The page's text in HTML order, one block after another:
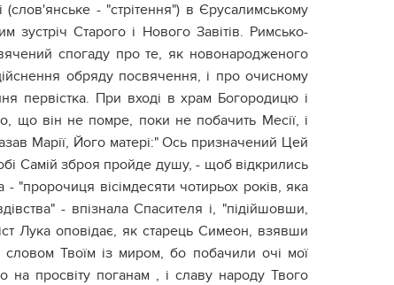
- "стрітення") в Єрусалимському
зустріч Старого і Нового Завітів. Римсько-
спогаду про те, як новонародженого
обряду посвячення, і про очисному
первістка. При вході в храм Богородицю і
що він не помре, поки не побачить Месії, і
Марії, Його матері:" Ось призначений Цей
Самій зброя пройде душу, - щоб відкрились
вісімдесяти чотирьох років, яка
- впізнала Спасителя і, "підійшовши,
Лука оповідає, як старець Симеон, взявши
Твоїм із миром, бо побачили очі мої
на просвіту поганам , і славу народу Твого